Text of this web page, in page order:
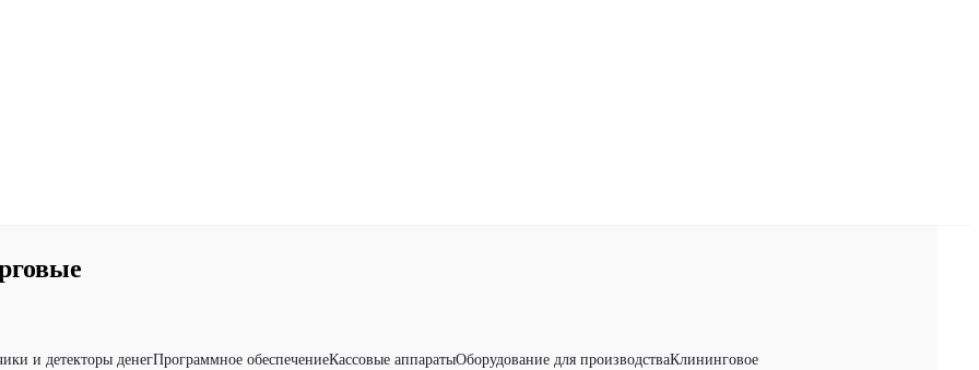
и детекторы денегПрограммное обеспечениеКассовые аппаратыОборудование для производстваКлининговое